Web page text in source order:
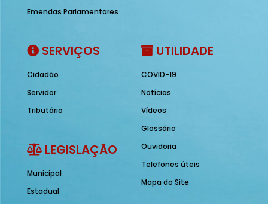
Emendas Parlamentares
SERVIÇOS
Cidadão
Servidor
Tributário
LEGISLAÇÃO
Municipal
Estadual
UTILIDADE
COVID-19
Notícias
Vídeos
Glossário
Ouvidoria
Telefones úteis
Mapa do Site